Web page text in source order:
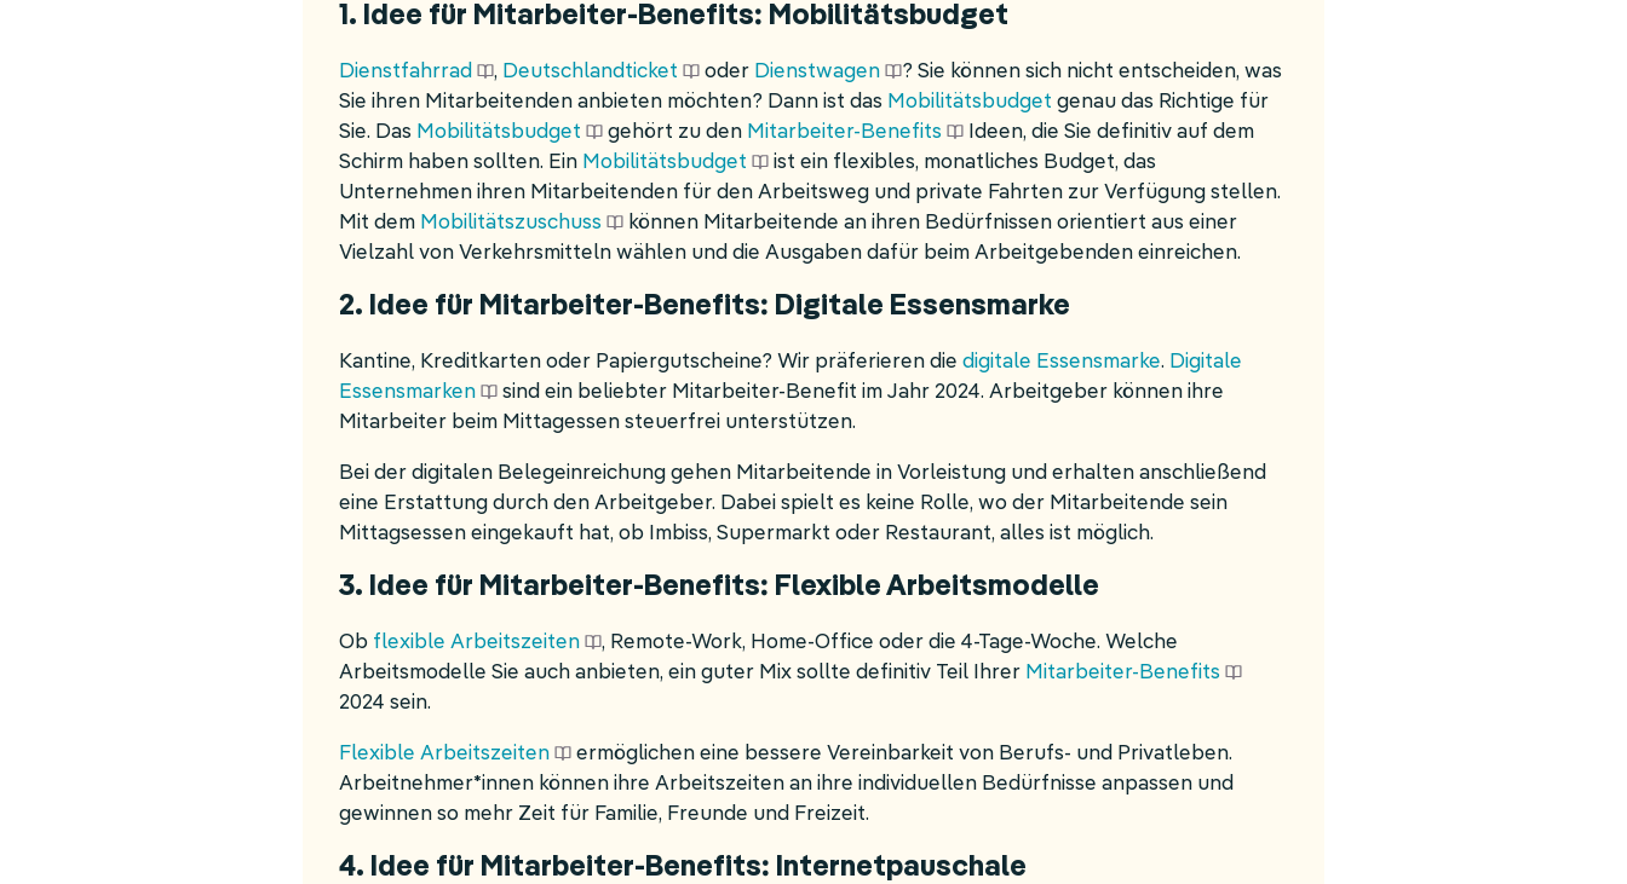
1. Idee für Mitarbeiter-Benefits: Mobilitätsbudget
Dienstfahrrad , Deutschlandticket oder Dienstwagen
? Sie können sich nicht entscheiden, was
Sie ihren Mitarbeitenden anbieten möchten? Dann ist das Mobilitätsbudget genau das Richtige für
Sie. Das Mobilitätsbudget gehört zu den Mitarbeiter-Benefits
Ideen, die Sie definitiv auf dem
Schirm haben sollten. Ein Mobilitätsbudget
ist ein flexibles, monatliches Budget, das
Unternehmen ihren Mitarbeitenden für den Arbeitsweg und private Fahrten zur Verfügung stellen.
Mit dem Mobilitätszuschuss
können Mitarbeitende an ihren Bedürfnissen orientiert aus einer
Vielzahl von Verkehrsmitteln wählen und die Ausgaben dafür beim Arbeitgebenden einreichen.
2. Idee für Mitarbeiter-Benefits: Digitale Essensmarke
Kantine, Kreditkarten oder Papiergutscheine? Wir präferieren diedigitale Essensmarke. Digitale
Essensmarken
sind ein beliebter Mitarbeiter-Benefit im Jahr 2024. Arbeitgeber können ihre
Mitarbeiter beim Mittagessen steuerfrei unterstützen.
Bei der digitalen Belegeinreichung gehen Mitarbeitende in Vorleistung und erhalten anschließend
eine Erstattung durch den Arbeitgeber. Dabei spielt es keine Rolle, wo der Mitarbeitende sein
Mittagsessen eingekauft hat, ob Imbiss, Supermarkt oder Restaurant, alles ist möglich.
3. Idee für Mitarbeiter-Benefits: Flexible Arbeitsmodelle
Ob flexible Arbeitszeiten
, Remote-Work, Home-Office oder die 4-Tage-Woche. Welche
Arbeitsmodelle Sie auch anbieten, ein guter Mix sollte definitiv Teil Ihrer Mitarbeiter-Benefits
2024 sein.
Flexible Arbeitszeiten
ermöglichen eine bessere Vereinbarkeit von Berufs- und Privatleben.
Arbeitnehmer*innen können ihre Arbeitszeiten an ihre individuellen Bedürfnisse anpassen und
gewinnen so mehr Zeit für Familie, Freunde und Freizeit.
4. Idee für Mitarbeiter-Benefits: Internetpauschale